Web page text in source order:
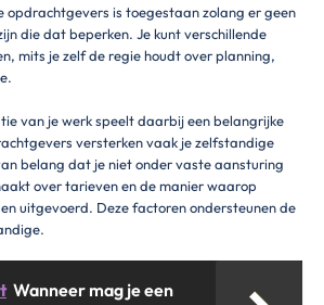
opdrachtgevers is toegestaan zolang er geen
die dat beperken. Je kunt verschillende
mits je zelf de regie houdt over planning,
van je werk speelt daarbij een belangrijke
versterken vaak je zelfstandige
belang dat je niet onder vaste aansturing
over tarieven en de manier waarop
uitgevoerd. Deze factoren ondersteunen de
Wanneer mag je een